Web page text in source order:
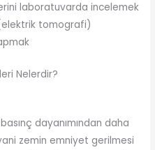
laboratuvarda incelemek
tomografi)
Nelerdir?
dayanımından daha
zemin emniyet gerilmesi